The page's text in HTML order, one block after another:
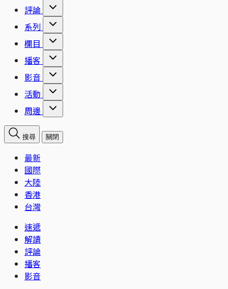
評論
系列
欄目
播客
影音
活動
周邊
搜尋 關閉
最新
國際
大陸
香港
台灣
速遞
解讀
評論
播客
影音